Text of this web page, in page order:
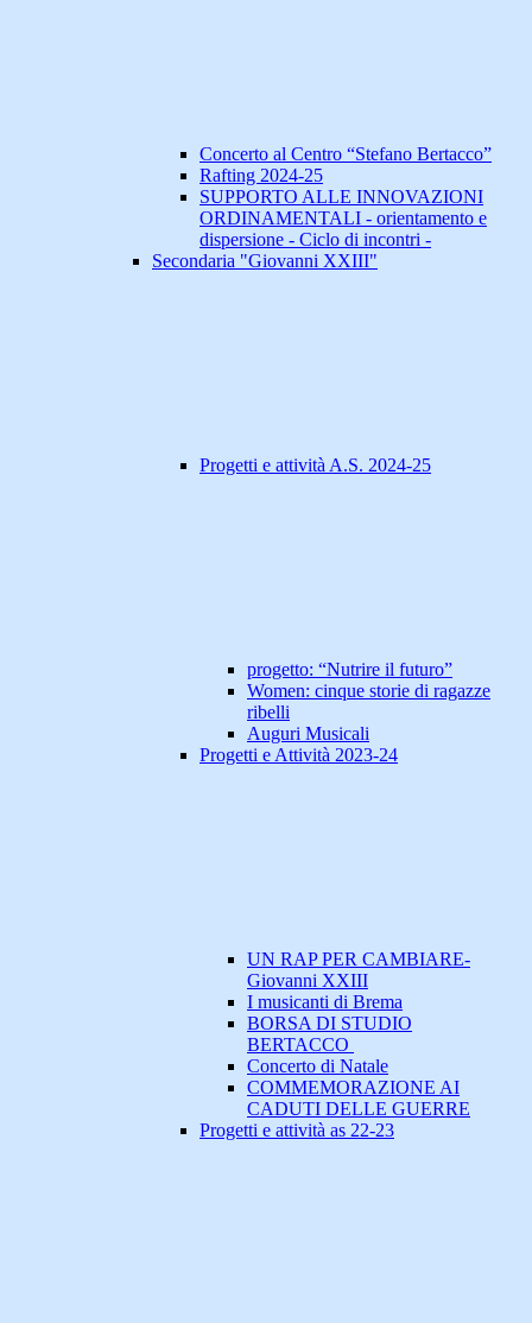
Concerto al Centro “Stefano Bertacco”
Rafting 2024-25
SUPPORTO ALLE INNOVAZIONI
ORDINAMENTALI - orientamento e
dispersione - Ciclo di incontri -
Secondaria "Giovanni XXIII"
Progetti e attività A.S. 2024-25
progetto: “Nutrire il futuro”
Women: cinque storie di ragazze
ribelli
Auguri Musicali
Progetti e Attività 2023-24
UN RAP PER CAMBIARE-
Giovanni XXIII
I musicanti di Brema
BORSA DI STUDIO
BERTACCO
Concerto di Natale
COMMEMORAZIONE AI
CADUTI DELLE GUERRE
Progetti e attività as 22-23